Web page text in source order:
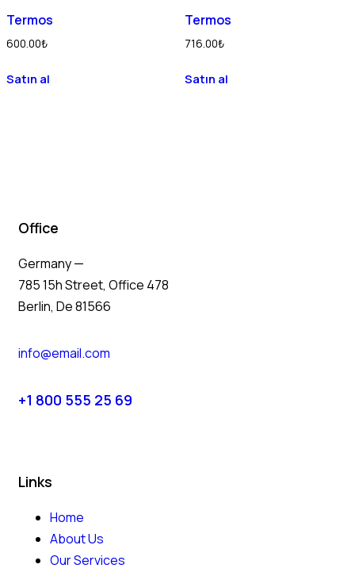
Termos
600.00₺
Satın al
Termos
716.00₺
Satın al
Office
Germany —
785 15h Street, Office 478
Berlin, De 81566
info@email.com
+1 800 555 25 69
Links
Home
About Us
Our Services